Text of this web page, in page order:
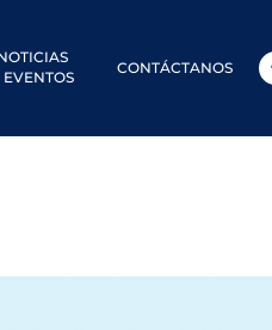
EVENTOS
CONTÁCTANOS